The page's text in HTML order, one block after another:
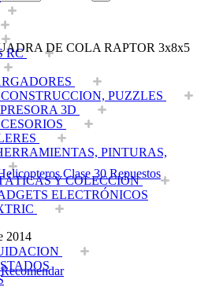
RC
PUZZLES
3D
PINTURAS,
Y COLECCIÓN
ELECTRÓNICOS
DE COLA RAPTOR 3x8x5
Clase 30 Repuestos
2014
Recomendar